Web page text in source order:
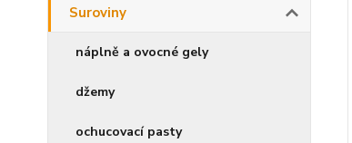
Suroviny
náplně a ovocné gely
džemy
ochucovací pasty